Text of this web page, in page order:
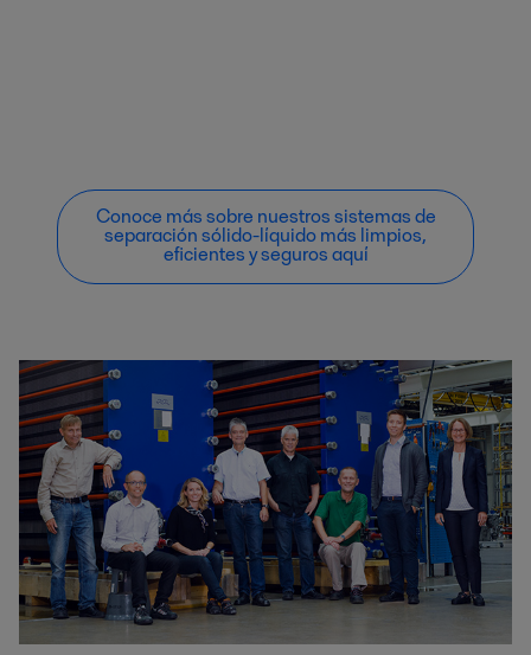
Conoce más sobre nuestros sistemas de
separación sólido-líquido más limpios,
eficientes y seguros aquí